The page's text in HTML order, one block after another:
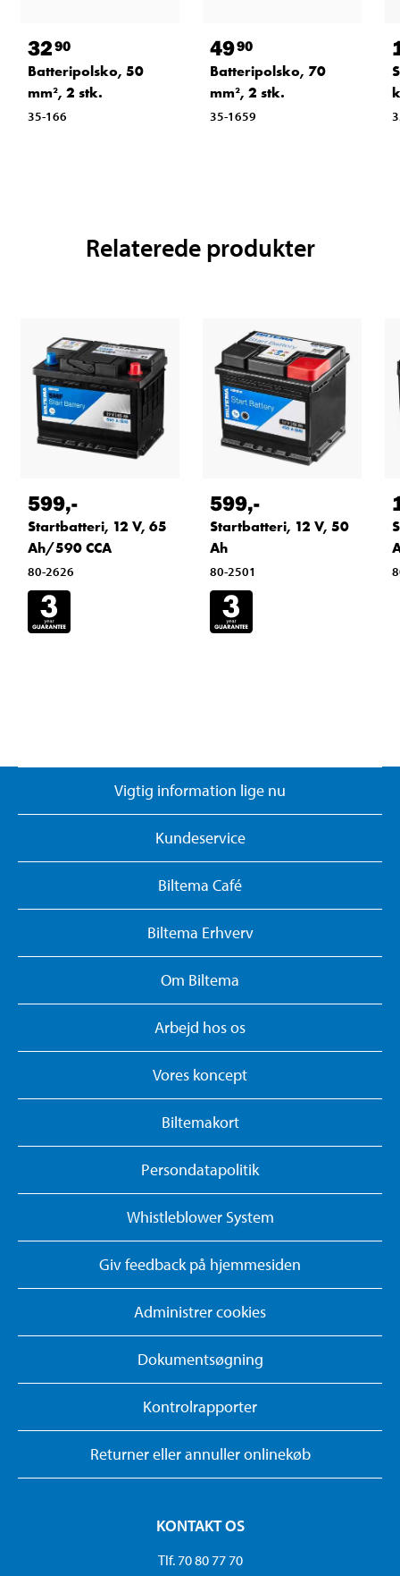
3290
Batteripolsko, 50
mm², 2 stk.
35-166
4990
Batteripolsko, 70
mm², 2 stk.
35-1659
Relaterede produkter
599,-
Startbatteri, 12 V, 65
Ah/590 CCA
80-2626
599,-
Startbatteri, 12 V, 50
Ah
80-2501
Vigtig information lige nu
Kundeservice
Biltema Café
Biltema Erhverv
Om Biltema
Arbejd hos os
Vores koncept
Biltemakort
Persondatapolitik
Whistleblower System
Giv feedback på hjemmesiden
Administrer cookies
Dokumentsøgning
Kontrolrapporter
Returner eller annuller onlinekøb
KONTAKT OS
Tlf. 70 80 77 70